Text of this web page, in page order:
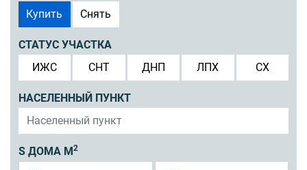
Купить
Снять
СТАТУС УЧАСТКА
ИЖС
СНТ ДНП ЛПХ СХ
НАСЕЛЕННЫЙ ПУНКТ
S ДОМА М 2